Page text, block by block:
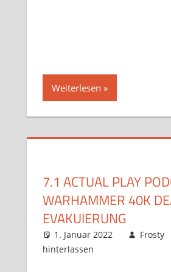
Weiterlesen
7.1 ACTUAL PLAY
WARHAMMER 40K
EVAKUIERUNG
1. Januar 2022 Frosty
hinterlassen